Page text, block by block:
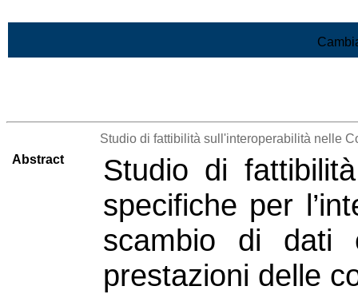
Studio di fattibilità sull'interoperabilità nelle
Abstract
Studio di
specifiche per
scambio di dati
prestazioni delle